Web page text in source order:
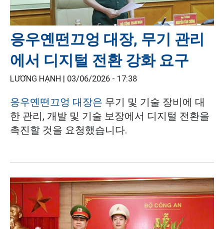
응우옌떤끄엉 대장, 무기 관리
에서 디지털 전환 강화 요구
LƯƠNG HẠNH | 03/06/2026 - 17:38
응우옌떤끄엉 대장은 무기 및 기술 장비에 대
한 관리, 개발 및 기술 보장에서 디지털 전환을
촉진할 것을 요청했습니다.